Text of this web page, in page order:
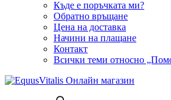
Къде е поръчката ми?
Обратно връщане
Цена на доставка
Начини на плащане
Контакт
Всички теми относно